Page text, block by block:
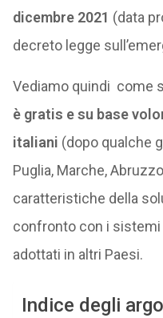
dicembre 2021 (data
decreto legge
Vediamo quindi come
è gratis e su base
italiani (dopo qualche
Puglia, Marche,
caratteristiche della
confronto con i
adottati in altri Paesi.
Indice degli